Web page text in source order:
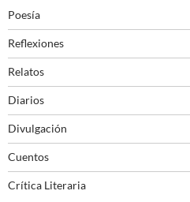
Poesía
Reflexiones
Relatos
Diarios
Divulgación
Cuentos
Crítica Literaria